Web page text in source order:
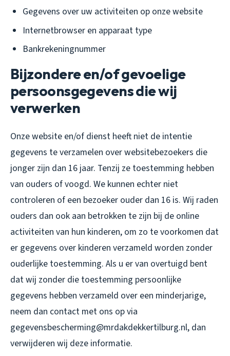
Gegevens over uw activiteiten op onze website
Internetbrowser en apparaat type
Bankrekeningnummer
Bijzondere en/of gevoelige
persoonsgegevens die wij
verwerken
Onze website en/of dienst heeft niet de intentie
gegevens te verzamelen over websitebezoekers die
jonger zijn dan 16 jaar. Tenzij ze toestemming hebben
van ouders of voogd. We kunnen echter niet
controleren of een bezoeker ouder dan 16 is. Wij raden
ouders dan ook aan betrokken te zijn bij de online
activiteiten van hun kinderen, om zo te voorkomen dat
er gegevens over kinderen verzameld worden zonder
ouderlijke toestemming. Als u er van overtuigd bent
dat wij zonder die toestemming persoonlijke
gegevens hebben verzameld over een minderjarige,
neem dan contact met ons op via
gegevensbescherming@mrdakdekkertilburg.nl, dan
verwijderen wij deze informatie.